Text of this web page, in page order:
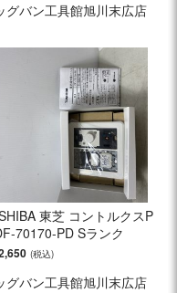
グバン工具館旭川末広店
東芝 コントルクスP
70170-PD Sランク
グバン工具館旭川末広店